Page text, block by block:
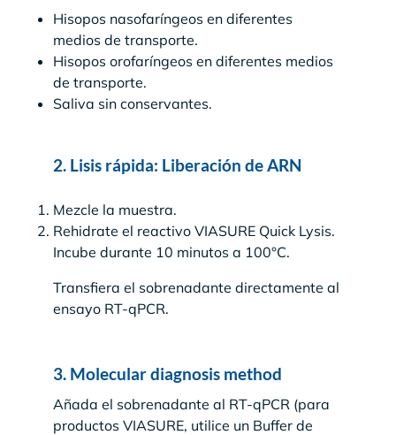
Hisopos nasofaríngeos en diferentes
medios de transporte.
Hisopos orofaríngeos en diferentes medios
de transporte.
Saliva sin conservantes.
2. Lisis rápida: Liberación de ARN
Mezcle la muestra.
Rehidrate el reactivo VIASURE Quick Lysis.
Incube durante 10 minutos a 100°C.
Transfiera el sobrenadante directamente al
ensayo RT-qPCR.
3. Molecular diagnosis method
Añada el sobrenadante al RT-qPCR (para
productos VIASURE, utilice un Buffer de